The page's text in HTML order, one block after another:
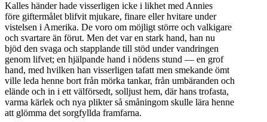
Kalles händer hade visserligen icke i likhet med Annies
före giftermålet blifvit mjukare, finare eller hvitare under
vistelsen i Amerika. De voro om möjligt större och valkigare
och svartare än förut. Men det var en stark hand, han nu
bjöd den svaga och stapplande till stöd under vandringen
genom lifvet; en hjälpande hand i nödens stund — en grof
hand, med hvilken han visserligen tafatt men smekande ömt
ville leda henne bort från mörka tankar, från umbäranden och
elände och in i ett välförsedt, solljust hem, där hans trofasta,
varma kärlek och nya plikter så småningom skulle lära henne
att glömma det sorgfyllda framfarna.